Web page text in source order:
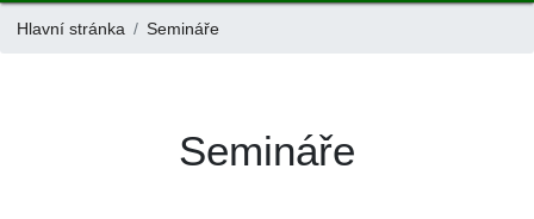
Hlavní stránka Semináře
Semináře